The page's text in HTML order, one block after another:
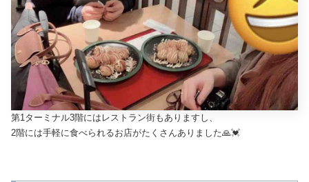
第1ターミナル3階にはレストラン街もありますし、
2階には手軽に食べられるお店がたくさんありました🙏💓